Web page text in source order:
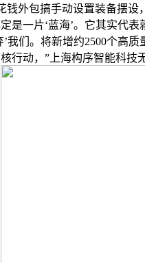
包搞手动设置装备摆设
是一片‘蓝海’。它其实代
’我们。将新增约2500个高
行动，”上海构序智能科